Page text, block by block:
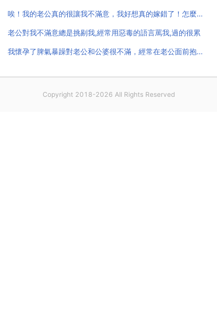
唉！我的老公真的很讓我不滿意，我好想真的嫁錯了！怎麼辦？
老公對我不滿意總是挑剔我,經常用惡毒的語言罵我,過的很累
我懷孕了脾氣暴躁對老公和公婆很不滿，經常在老公面前抱怨謾罵公婆我老公為什麼從來不生氣
Copyright 2018-2026 All Rights Reserved